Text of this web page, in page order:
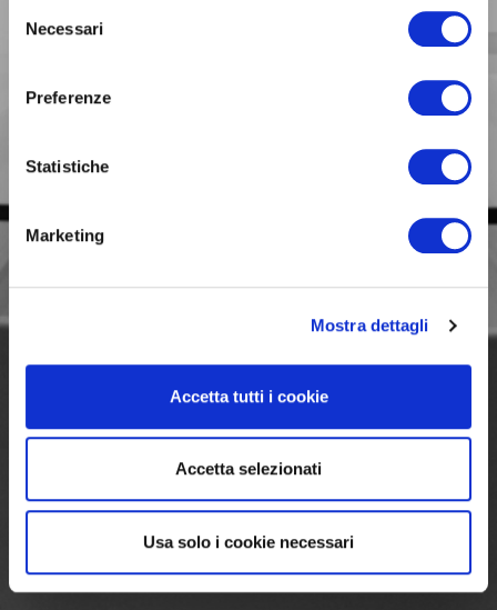
delNecessari
Preferenze
Statistiche
Marketing
Mostra dettagli
Accetta tutti i cookie
Accetta selezionati
Usa solo i cookie necessari